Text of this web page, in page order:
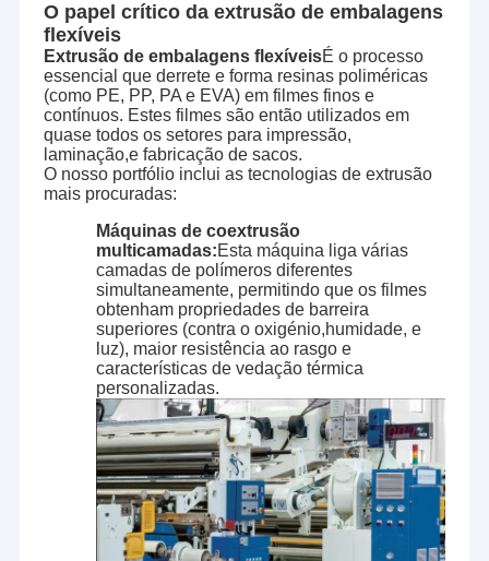
O papel crítico da extrusão de embalagens
flexíveis
Extrusão de embalagens flexíveisÉ o processo
essencial que derrete e forma resinas poliméricas
(como PE, PP, PA e EVA) em filmes finos e
contínuos. Estes filmes são então utilizados em
quase todos os setores para impressão,
laminação,e fabricação de sacos.
O nosso portfólio inclui as tecnologias de extrusão
mais procuradas:
Máquinas de coextrusão
multicamadas:Esta máquina liga várias
camadas de polímeros diferentes
simultaneamente, permitindo que os filmes
obtenham propriedades de barreira
superiores (contra o oxigénio,humidade, e
luz), maior resistência ao rasgo e
características de vedação térmica
personalizadas.